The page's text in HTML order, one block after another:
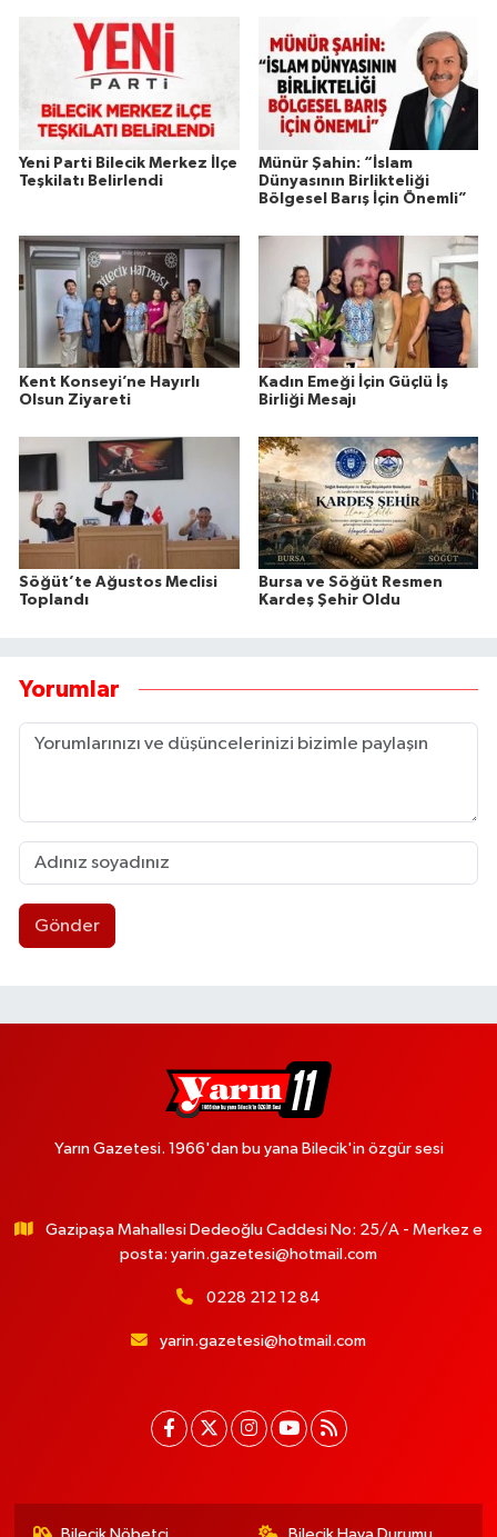
Yeni Parti Bilecik Merkez İlçe
Teşkilatı Belirlendi
Münür Şahin: “İslam
Dünyasının Birlikteliği
Bölgesel Barış İçin Önemli”
Kent Konseyi’ne Hayırlı
Olsun Ziyareti
Kadın Emeği İçin Güçlü İş
Birliği Mesajı
Söğüt’te Ağustos Meclisi
Toplandı
Bursa ve Söğüt Resmen
Kardeş Şehir Oldu
Yorumlar
Gönder
Yarın Gazetesi. 1966'dan bu yana Bilecik'in özgür sesi
Gazipaşa Mahallesi Dedeoğlu Caddesi No: 25/A - Merkez e
posta: yarin.gazetesi@hotmail.com
0228 212 12 84
yarin.gazetesi@hotmail.com